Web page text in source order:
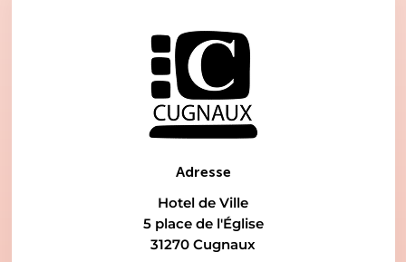
Adresse
Hotel de Ville
5 place de l'Église
31270 Cugnaux